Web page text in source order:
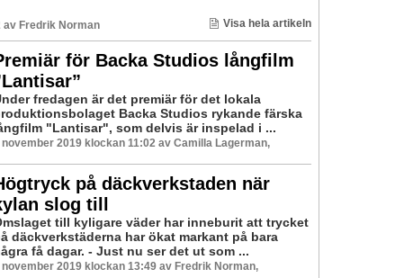
av Fredrik Norman Visa hela artikeln
för Backa Studios långfilm
fredagen är det premiär för det lokala
Backa Studios rykande färska
"Lantisar", som delvis är inspelad i ...
november 2019 klockan 11:02 av Camilla Lagerman,
på däckverkstaden när
slog till
till kyligare väder har inneburit att trycket
däckverkstäderna har ökat markant på bara
få dagar. - Just nu ser det ut som ...
november 2019 klockan 13:49 av Fredrik Norman,